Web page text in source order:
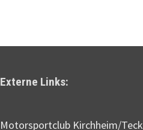
Externe Links:
Motorsportclub Kirchheim/Teck